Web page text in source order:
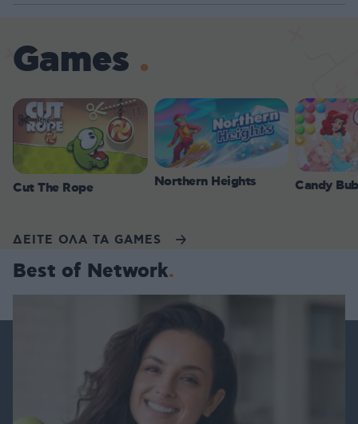
Games
Cut The Rope Northern Heights Candy
ΔΕΙΤΕ ΟΛΑ ΤΑ GAMES
Best of Network